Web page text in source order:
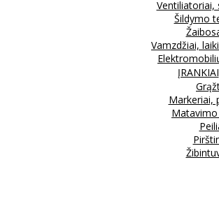
Ventiliatoriai,
Šildymo
Vamzdžiai,
ĮRANKIAI
Markeriai,